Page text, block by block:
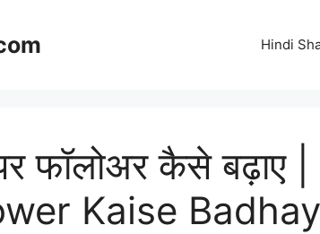
Hindi
पर फॉलोअर कैसे
Kaise